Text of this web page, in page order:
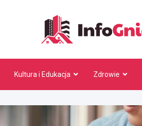
Kultura i Edukacja Zdrowie